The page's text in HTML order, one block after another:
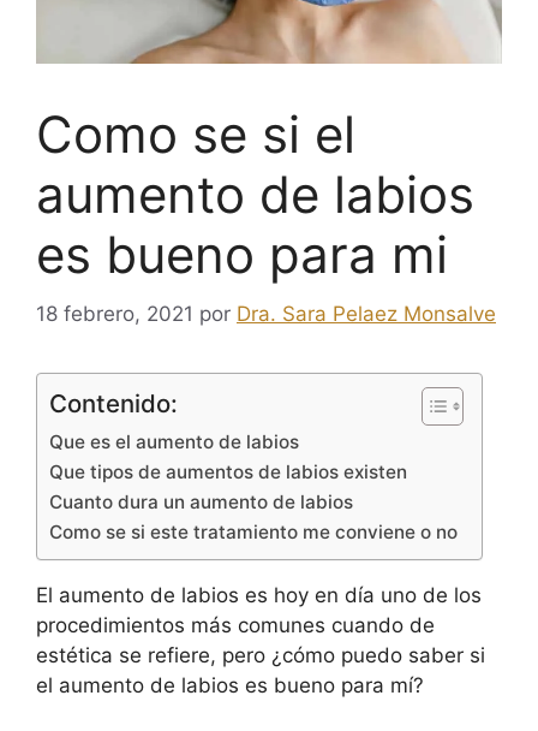
Como se si el
aumento de labios
es bueno para mi
18 febrero, 2021 por Dra. Sara Pelaez Monsalve
Contenido:
Que es el aumento de labios
Que tipos de aumentos de labios existen
Cuanto dura un aumento de labios
Como se si este tratamiento me conviene o no
El aumento de labios es hoy en día uno de los
procedimientos más comunes cuando de
estética se refiere, pero ¿cómo puedo saber si
el aumento de labios es bueno para mí?